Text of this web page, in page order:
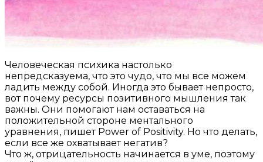
Человеческая психика настолько
непредсказуема, что это чудо, что мы все можем
ладить между собой. Иногда это бывает непросто,
вот почему ресурсы позитивного мышления так
важны. Они помогают нам оставаться на
положительной стороне ментального
уравнения, пишет Power of Positivity. Но что делать,
если все же охватывает негатив?
Что ж, отрицательность начинается в уме, поэтому